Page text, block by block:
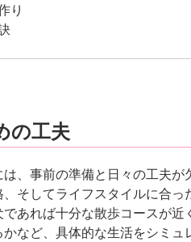
り
の工夫
、事前の準備と日々の工夫が
そしてライフスタイルに合っ
あれば十分な散歩コースが
など、具体的な生活をシミュ